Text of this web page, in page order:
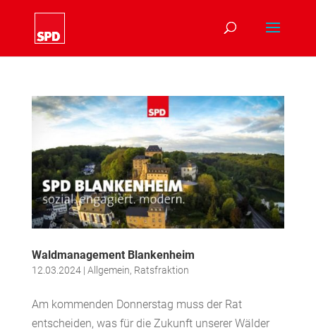
Waldmanagement Blankenheim
12.03.2024| Allgemein, Ratsfraktion
Am kommenden Donnerstag muss der Rat
entscheiden, was für die Zukunft unserer Wälder